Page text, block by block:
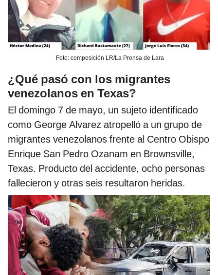
Foto: composición LR/La Prensa de Lara
¿Qué pasó con los migrantes
venezolanos en Texas?
El domingo 7 de mayo, un sujeto identificado
como George Alvarez atropelló a un grupo de
migrantes venezolanos frente al Centro Obispo
Enrique San Pedro Ozanam en Brownsville,
Texas. Producto del accidente, ocho personas
fallecieron y otras seis resultaron heridas.